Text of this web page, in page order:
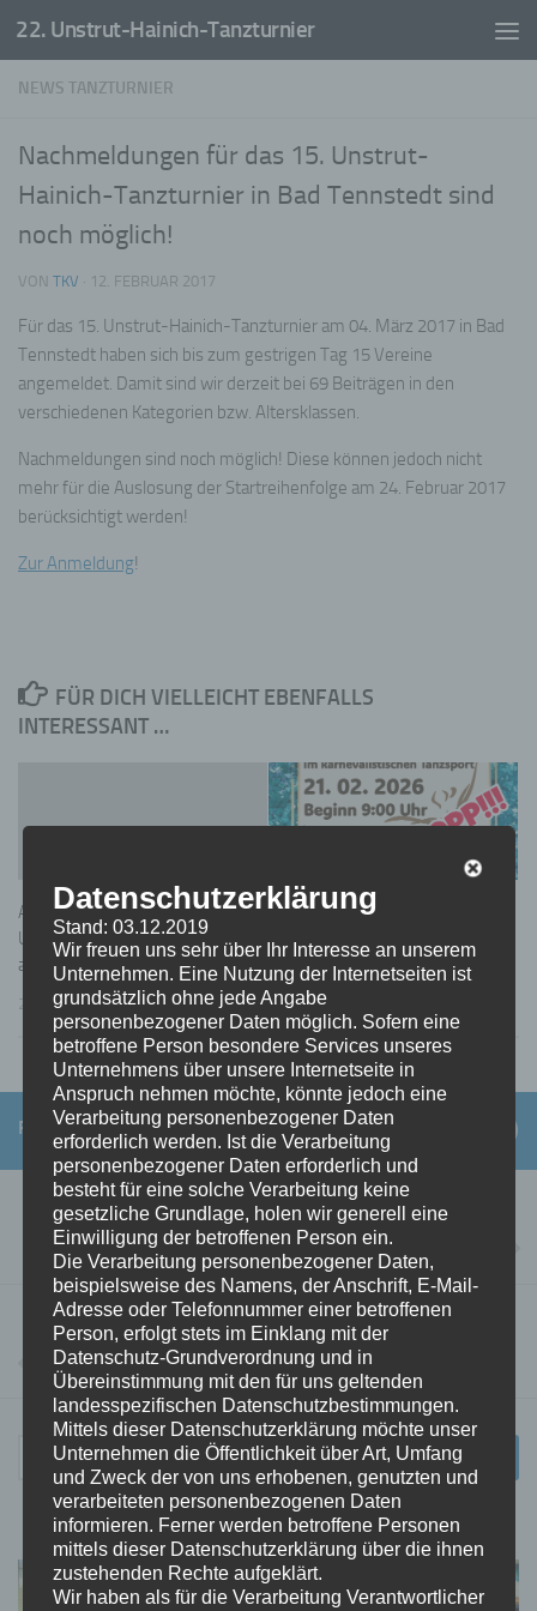
Zum Inhalt springen
22. Unstrut-Hainich-Tanzturnier
NEWS TANZTURNIER
Nachmeldungen für das 15. Unstrut-
Hainich-Tanzturnier in Bad Tennstedt sind
noch möglich!
VON TKV · 12. FEBRUAR 2017
Für das 15. Unstrut-Hainich-Tanzturnier am 04. März 2017 in Bad
Tennstedt haben sich bis zum gestrigen Tag 15 Vereine
angemeldet. Damit sind wir derzeit bei 69 Beiträgen in den
verschiedenen Kategorien bzw. Altersklassen.
Nachmeldungen sind noch möglich! Diese können jedoch nicht
mehr für die Auslosung der Startreihenfolge am 24. Februar 2017
berücksichtigt werden!
Zur Anmeldung!
FÜR DICH VIELLEICHT EBENFALLS
INTERESSANT …
Auslosung für das 13.
Unstrut-Hainich-Tanzturnier
am 30.01.2015
23. JANUAR 2015
Anmeldestopp für das 21.
UH-TT
13. JANUAR 2026
FOLGEN:
NÄCHSTER BEITRAG
Auslosung für das 15. Unstrut-Hainich-Tanzturnier 2017 in
Bad Tennstedt
VORHERIGER BEITRAG
Auslosung für das 15. Unstrut-Hainich-Tanzturnier am
24.02.2017 in Bad Tennstedt
Suchen
nach:
Datenschutzerklärung
Stand: 03.12.2019
Wir freuen uns sehr über Ihr Interesse an unserem
Unternehmen. Eine Nutzung der Internetseiten ist
grundsätzlich ohne jede Angabe
personenbezogener Daten möglich. Sofern eine
betroffene Person besondere Services unseres
Unternehmens über unsere Internetseite in
Anspruch nehmen möchte, könnte jedoch eine
Verarbeitung personenbezogener Daten
erforderlich werden. Ist die Verarbeitung
personenbezogener Daten erforderlich und
besteht für eine solche Verarbeitung keine
gesetzliche Grundlage, holen wir generell eine
Einwilligung der betroffenen Person ein.
Die Verarbeitung personenbezogener Daten,
beispielsweise des Namens, der Anschrift, E-Mail-
Adresse oder Telefonnummer einer betroffenen
Person, erfolgt stets im Einklang mit der
Datenschutz-Grundverordnung und in
Übereinstimmung mit den für uns geltenden
landesspezifischen Datenschutzbestimmungen.
Mittels dieser Datenschutzerklärung möchte unser
Unternehmen die Öffentlichkeit über Art, Umfang
und Zweck der von uns erhobenen, genutzten und
verarbeiteten personenbezogenen Daten
informieren. Ferner werden betroffene Personen
mittels dieser Datenschutzerklärung über die ihnen
zustehenden Rechte aufgeklärt.
Wir haben als für die Verarbeitung Verantwortlicher